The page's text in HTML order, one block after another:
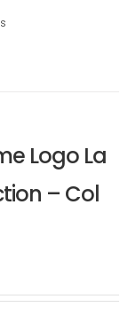
Logo La
– Col